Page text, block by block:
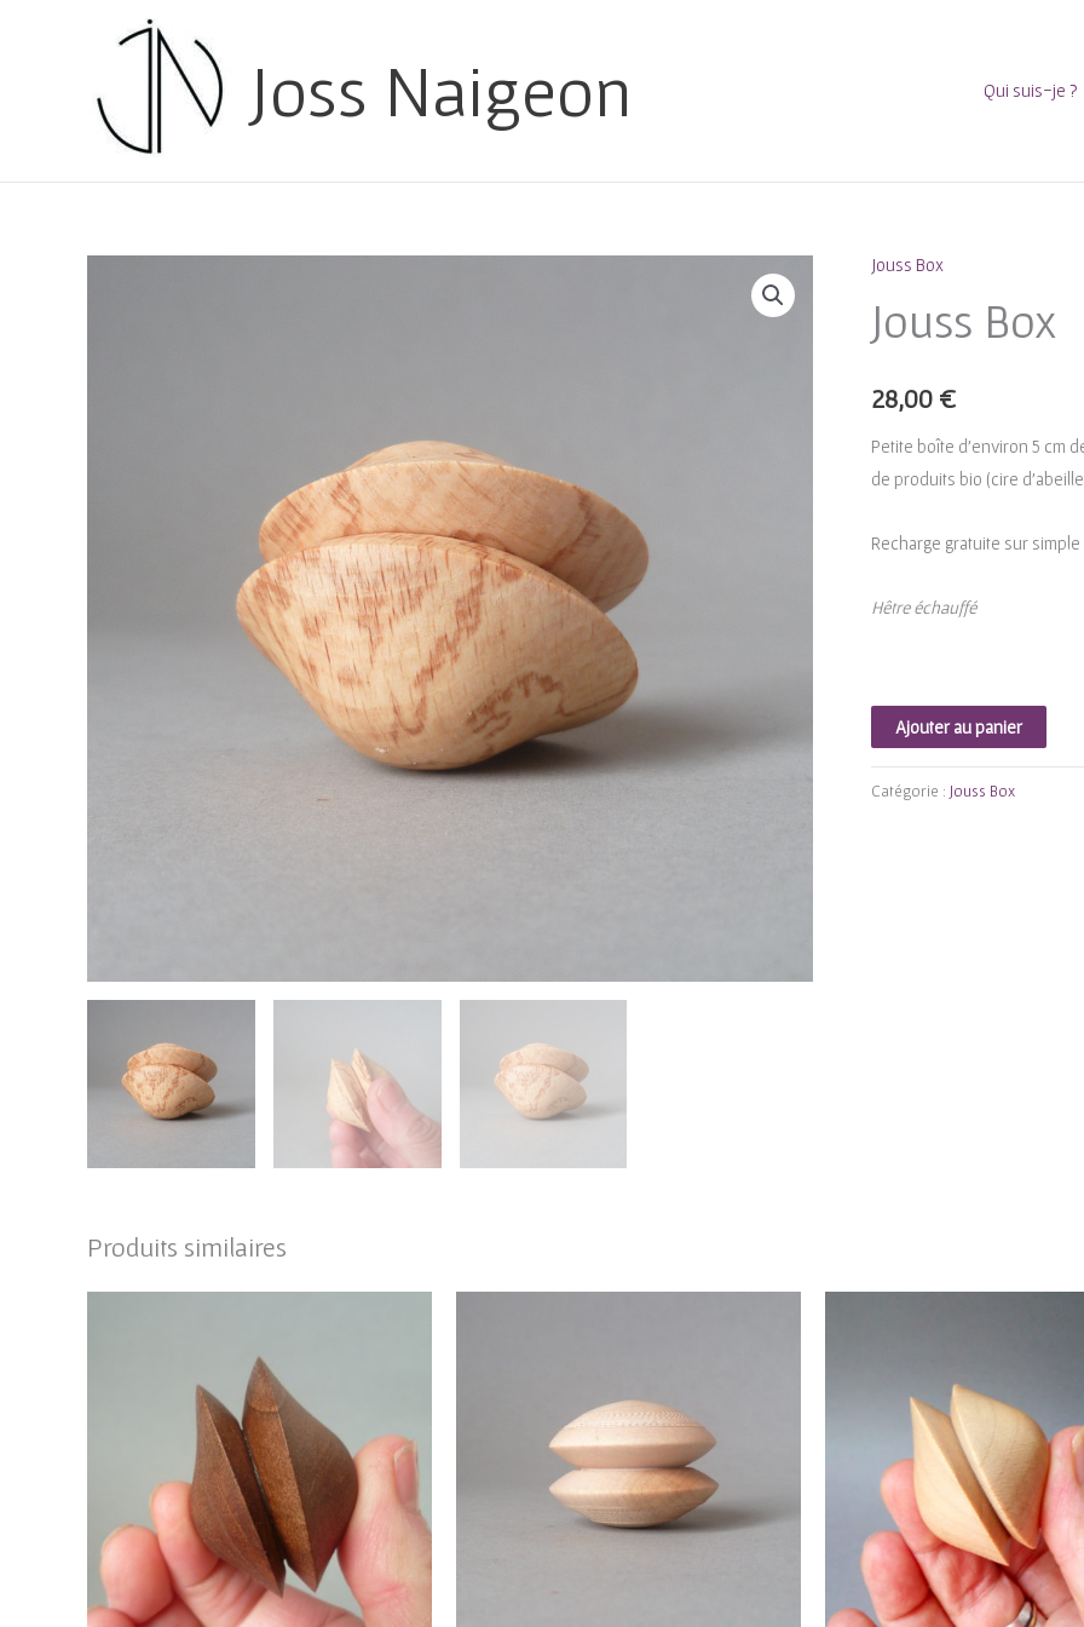
Joss Naigeon Qui suis-je ?
Jouss Box
Jouss Box
28,00 €
Petite boîte d’environ 5 cm
de produits bio (cire
Recharge gratuite sur
Hêtre échauffé
quantité
de
Jouss
Ajouter au panier
Catégorie : Jouss Box
Produits similaires